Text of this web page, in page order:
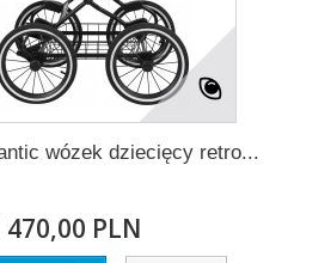
wózek dziecięcy retro...
470,00 PLN